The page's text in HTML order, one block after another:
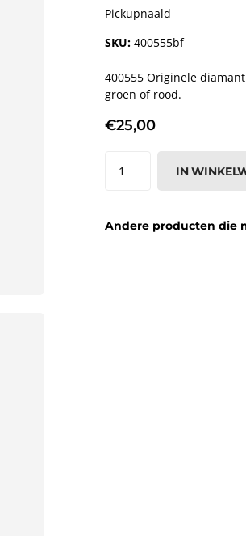
Pickupnaald
SKU:400555bf
400555 Originele
groen of rood.
€25,00
IN
Andere producten die